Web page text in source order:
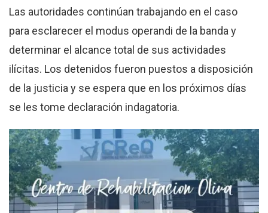
Las autoridades continúan trabajando en el caso
para esclarecer el modus operandi de la banda y
determinar el alcance total de sus actividades
ilícitas. Los detenidos fueron puestos a disposición
de la justicia y se espera que en los próximos días
se les tome declaración indagatoria.